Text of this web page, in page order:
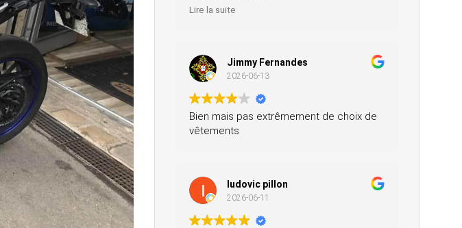
Merci pour votre professionnalisme, je
Lire la suite
Jimmy Fernandes
2026-06-13
Bien mais pas extrêmement de choix de
vêtements
ludovic pillon
2026-06-11